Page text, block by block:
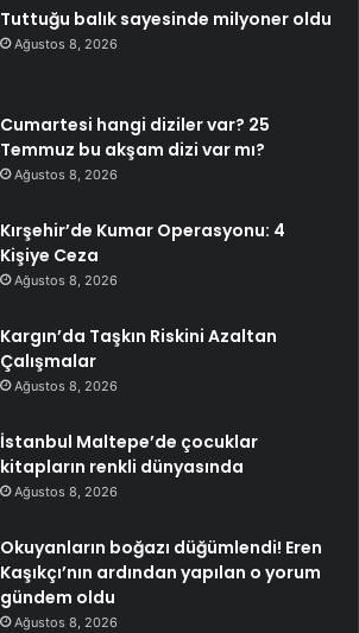
Tuttuğu balık sayesinde milyoner oldu
Ağustos 8, 2026
Cumartesi hangi diziler var? 25
Temmuz bu akşam dizi var mı?
Ağustos 8, 2026
Kırşehir’de Kumar Operasyonu: 4
Kişiye Ceza
Ağustos 8, 2026
Kargın’da Taşkın Riskini Azaltan
Çalışmalar
Ağustos 8, 2026
İstanbul Maltepe’de çocuklar
kitapların renkli dünyasında
Ağustos 8, 2026
Okuyanların boğazı düğümlendi! Eren
Kaşıkçı’nın ardından yapılan o yorum
gündem oldu
Ağustos 8, 2026